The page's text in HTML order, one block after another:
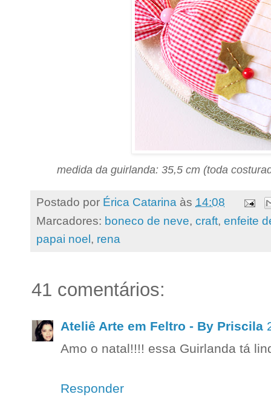
medida da guirlanda: 35,5 cm (toda
Postado por Érica Catarina às 14:08
Marcadores: boneco de neve, craft, enfeite
papai noel , rena
41 comentários:
Ateliê Arte em Feltro - By Priscila
Amo o natal!!!! essa Guirlanda tá
Responder